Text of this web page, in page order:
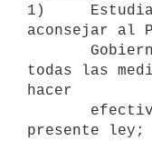
1)
aconsejar al
todas las
hacer
presente